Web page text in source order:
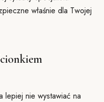
właśnie dla Twojej
lepiej nie wystawiać na